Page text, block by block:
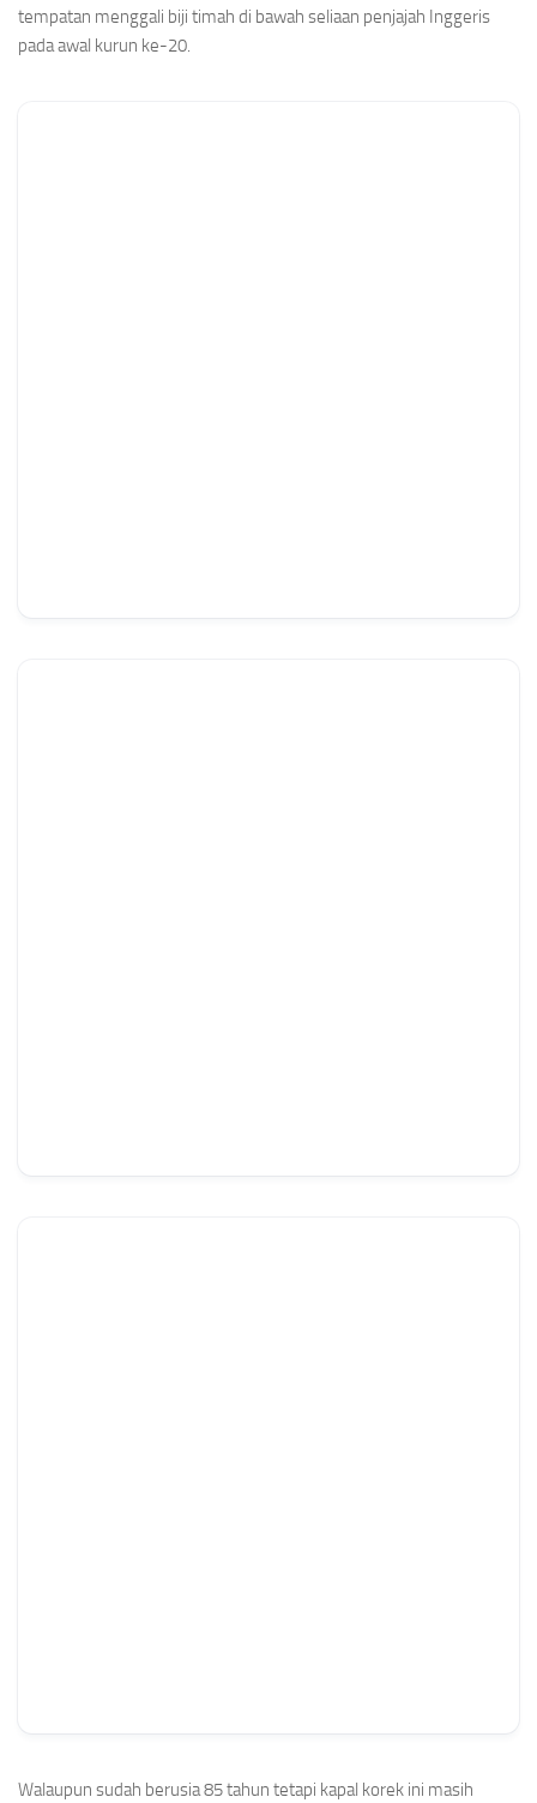
tempatan menggali biji timah di bawah seliaan penjajah Inggeris
pada awal kurun ke-20.
Walaupun sudah berusia 85 tahun tetapi kapal korek ini masih